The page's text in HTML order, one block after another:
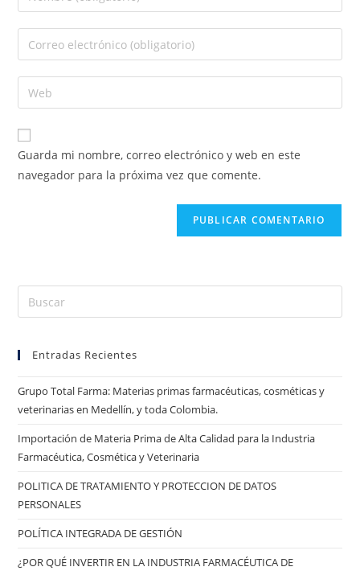
Guarda mi nombre, correo electrónico y web en este
navegador para la próxima vez que comente.
Entradas Recientes
Grupo Total Farma: Materias primas farmacéuticas, cosméticas y
veterinarias en Medellín, y toda Colombia.
Importación de Materia Prima de Alta Calidad para la Industria
Farmacéutica, Cosmética y Veterinaria
POLITICA DE TRATAMIENTO Y PROTECCION DE DATOS
PERSONALES
POLÍTICA INTEGRADA DE GESTIÓN
¿POR QUÉ INVERTIR EN LA INDUSTRIA FARMACÉUTICA DE